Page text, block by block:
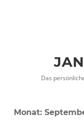
Das
Monat: